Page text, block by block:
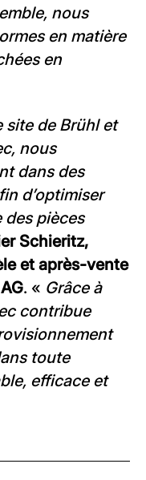
nous
en matière
en
site de Brühl et
nous
dans des
d’optimiser
pièces
Schieritz,
et après-vente
. « Grâce à
contribue
toute
efficace et